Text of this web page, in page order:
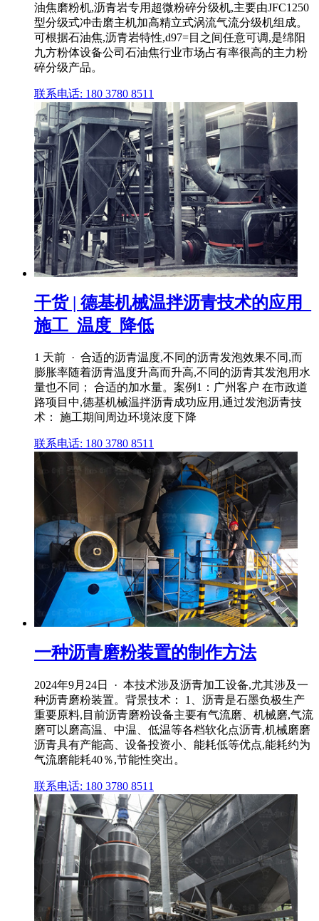
油焦磨粉机,沥青岩专用超微粉碎分级机,主要由JFC1250
型分级式冲击磨主机加高精立式涡流气流分级机组成。
可根据石油焦,沥青岩特性,d97=目之间任意可调,是绵阳
九方粉体设备公司石油焦行业市场占有率很高的主力粉
碎分级产品。
联系电话: 180 3780 8511
干货 | 德基机械温拌沥青技术的应用_
施工_温度_降低
1 天前 · 合适的沥青温度,不同的沥青发泡效果不同,而
膨胀率随着沥青温度升高而升高,不同的沥青其发泡用水
量也不同； 合适的加水量。案例1：广州客户 在市政道
路项目中,德基机械温拌沥青成功应用,通过发泡沥青技
术： 施工期间周边环境浓度下降
联系电话: 180 3780 8511
一种沥青磨粉装置的制作方法
2024年9月24日 · 本技术涉及沥青加工设备,尤其涉及一
种沥青磨粉装置。背景技术： 1、沥青是石墨负极生产
重要原料,目前沥青磨粉设备主要有气流磨、机械磨,气流
磨可以磨高温、中温、低温等各档软化点沥青,机械磨磨
沥青具有产能高、设备投资小、能耗低等优点,能耗约为
气流磨能耗40％,节能性突出。
联系电话: 180 3780 8511